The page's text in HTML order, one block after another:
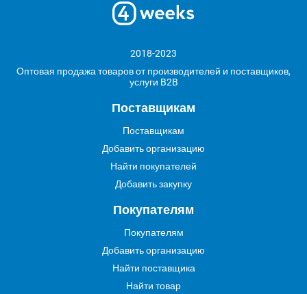
2018-2023
Оптовая продажа товаров от производителей и поставщиков,
услуги B2B
Поставщикам
Поставщикам
Добавить организацию
Найти покупателей
Добавить закупку
Покупателям
Покупателям
Добавить организацию
Найти поставщика
Найти товар